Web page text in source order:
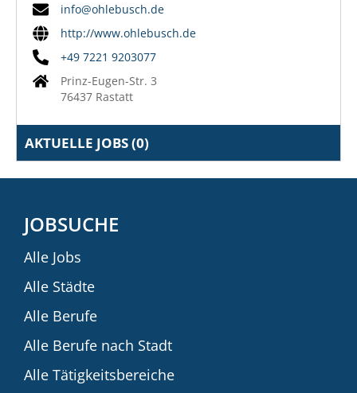
info@ohlebusch.de
http://www.ohlebusch.de
+49 7221 9203077
Prinz-Eugen-Str. 3
76437 Rastatt
AKTUELLE JOBS (0)
JOBSUCHE
Alle Jobs
Alle Städte
Alle Berufe
Alle Berufe nach Stadt
Alle Tätigkeitsbereiche